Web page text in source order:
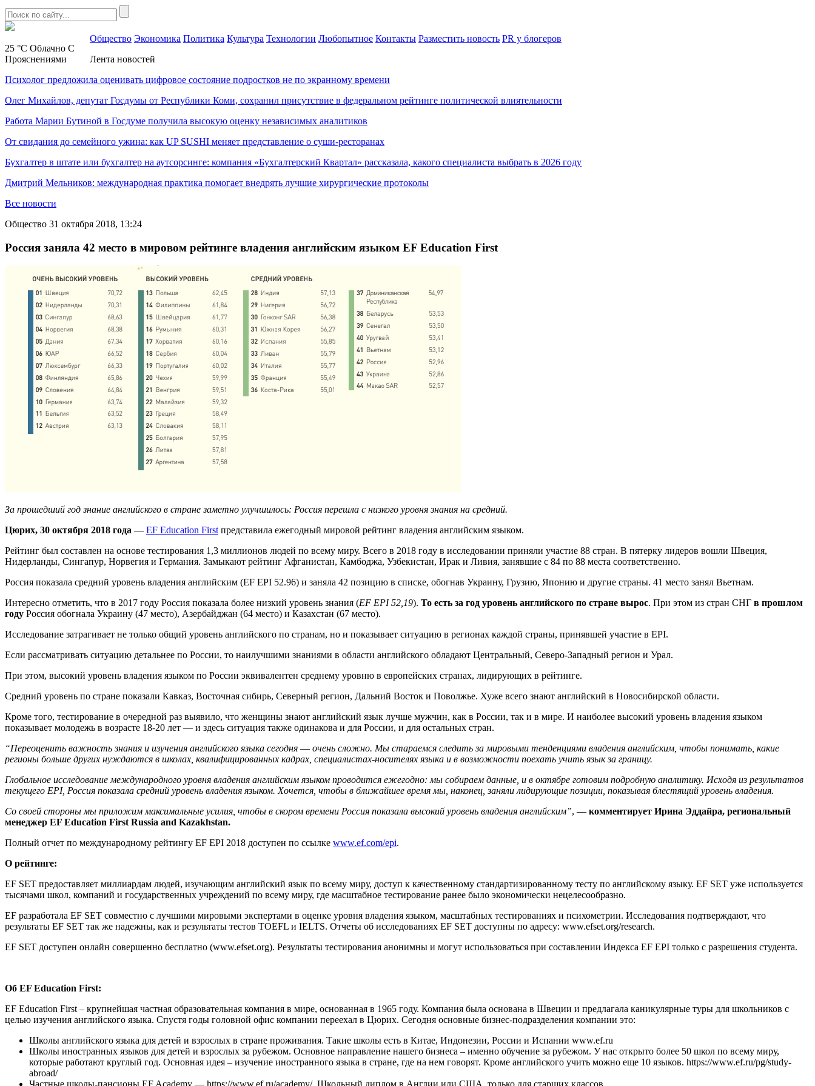
25 °C Облачно С
Прояснениями
Общество Экономика Политика Культура Технологии Любопытное Контакты Разместить новость PR у блогеров
Лента новостей
Психолог предложила оценивать цифровое состояние подростков не по экранному времени
Олег Михайлов, депутат Госдумы от Республики Коми, сохранил присутствие в федеральном рейтинге политической влиятельности
Работа Марии Бутиной в Госдуме получила высокую оценку независимых аналитиков
От свидания до семейного ужина: как UP SUSHI меняет представление о суши-ресторанах
Бухгалтер в штате или бухгалтер на аутсорсинге: компания «Бухгалтерский Квартал» рассказала, какого специалиста выбрать в 2026 году
Дмитрий Мельников: международная практика помогает внедрять лучшие хирургические протоколы
Все новости
Общество 31 октября 2018, 13:24
Россия заняла 42 место в мировом рейтинге владения английским языком EF Education First
За прошедший год знание английского в стране заметно улучшилось: Россия перешла с низкого уровня знания на средний.
Цюрих, 30 октября 2018 года — EF Education Firstпредставила ежегодный мировой рейтинг владения английским языком.
Рейтинг был составлен на основе тестирования 1,3 миллионов людей по всему миру. Всего в 2018 году в исследовании приняли участие 88 стран. В пятерку лидеров вошли Швеция,
Нидерланды, Сингапур, Норвегия и Германия. Замыкают рейтинг Афганистан, Камбоджа, Узбекистан, Ирак и Ливия, занявшие с 84 по 88 места соответственно.
Россия показала средний уровень владения английским (EF EPI 52.96) и заняла 42 позицию в списке, обогнав Украину, Грузию, Японию и другие страны. 41 место занял Вьетнам.
Интересно отметить, что в 2017 году Россия показала более низкий уровень знания (EF EPI 52,19). То есть за год уровень английского по стране вырос. При этом из стран СНГ в прошлом
году Россия обогнала Украину (47 место), Азербайджан (64 место) и Казахстан (67 место).
Исследование затрагивает не только общий уровень английского по странам, но и показывает ситуацию в регионах каждой страны, принявшей участие в EPI.
Если рассматривать ситуацию детальнее по России, то наилучшими знаниями в области английского обладают Центральный, Северо-Западный регион и Урал.
При этом, высокий уровень владения языком по России эквивалентен среднему уровню в европейских странах, лидирующих в рейтинге.
Средний уровень по стране показали Кавказ, Восточная сибирь, Северный регион, Дальний Восток и Поволжье. Хуже всего знают английский в Новосибирской области.
Кроме того, тестирование в очередной раз выявило, что женщины знают английский язык лучше мужчин, как в России, так и в мире. И наиболее высокий уровень владения языком
показывает молодежь в возрасте 18-20 лет — и здесь ситуация также одинакова и для России, и для остальных стран.
“Переоценить важность знания и изучения английского языка сегодня — очень сложно. Мы стараемся следить за мировыми тенденциями владения английским, чтобы понимать, какие
регионы больше других нуждаются в школах, квалифицированных кадрах, специалистах-носителях языка и в возможности поехать учить язык за границу.
Глобальное исследование международного уровня владения английским языком проводится ежегодно: мы собираем данные, и в октябре готовим подробную аналитику. Исходя из результатов
текущего EPI, Россия показала средний уровень владения языком. Хочется, чтобы в ближайшее время мы, наконец, заняли лидирующие позиции, показывая блестящий уровень владения.
Со своей стороны мы приложим максимальные усилия, чтобы в скором времени Россия показала высокий уровень владения английским”, — комментирует Ирина Эддайра, региональный
менеджер EF Education First Russia and Kazakhstan.
Полный отчет по международному рейтингу EF EPI 2018 доступен по ссылке www.ef.com/epi.
О рейтинге:
EF SET предоставляет миллиардам людей, изучающим английский язык по всему миру, доступ к качественному стандартизированному тесту по английскому языку. EF SET уже используется
тысячами школ, компаний и государственных учреждений по всему миру, где масштабное тестирование ранее было экономически нецелесообразно.
EF разработала EF SET совместно с лучшими мировыми экспертами в оценке уровня владения языком, масштабных тестированиях и психометрии. Исследования подтверждают, что
результаты EF SET так же надежны, как и результаты тестов TOEFL и IELTS. Отчеты об исследованиях EF SET доступны по адресу: www.efset.org/research.
EF SET доступен онлайн совершенно бесплатно (www.efset.org). Результаты тестирования анонимны и могут использоваться при составлении Индекса EF EPI только с разрешения студента.
Об EF Education First:
EF Education First – крупнейшая частная образовательная компания в мире, основанная в 1965 году. Компания была основана в Швеции и предлагала каникулярные туры для школьников с
целью изучения английского языка. Спустя годы головной офис компании переехал в Цюрих. Сегодня основные бизнес-подразделения компании это:
Школы английского языка для детей и взрослых в стране проживания. Такие школы есть в Китае, Индонезии, России и Испании www.ef.ru
Школы иностранных языков для детей и взрослых за рубежом. Основное направление нашего бизнеса – именно обучение за рубежом. У нас открыто более 50 школ по всему миру,
которые работают круглый год. Основная идея – изучение иностранного языка в стране, где на нем говорят. Кроме английского учить можно еще 10 языков. https://www.ef.ru/pg/study-
abroad/